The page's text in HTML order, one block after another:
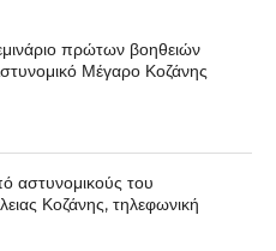
πρώτων βοηθειών
Μέγαρο Κοζάνης
αστυνομικούς του
Κοζάνης, τηλεφωνική